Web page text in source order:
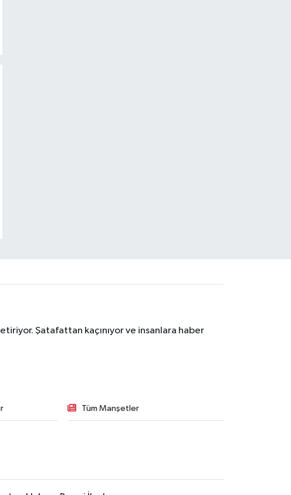
Şatafattan kaçınıyor ve insanlara haber
Tüm Manşetler